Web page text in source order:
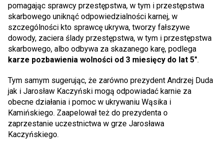
pomagając sprawcy przestępstwa, w tym i przestępstwa
skarbowego uniknąć odpowiedzialności karnej, w
szczególności kto sprawcę ukrywa, tworzy fałszywe
dowody, zaciera ślady przestępstwa, w tym i przestępstwa
skarbowego, albo odbywa za skazanego karę, podlega
karze pozbawienia wolności od 3 miesięcy do lat 5".
Tym samym sugerując, że zarówno prezydent Andrzej Duda
jak i Jarosław Kaczyński mogą odpowiadać karnie za
obecne działania i pomoc w ukrywaniu Wąsika i
Kamińskiego. Zaapelował też do prezydenta o
zaprzestanie uczestnictwa w grze Jarosława
Kaczyńskiego.